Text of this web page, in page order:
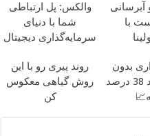
آبرسانی
با
والکس: پل ارتباطی
شما با دنیای
سرمایه‌گذاری دیجیتال
بدون
ریسک با سود 38 درصد
روند پیری رو با این
روش گیاهی معکوس
کن